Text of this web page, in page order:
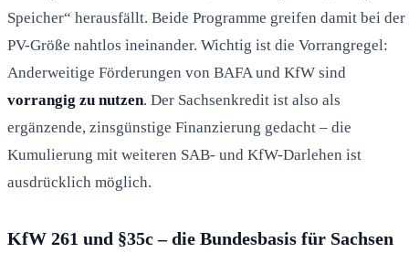
Speicher“ herausfällt. Beide Programme greifen damit bei der
PV-Größe nahtlos ineinander. Wichtig ist die Vorrangregel:
Anderweitige Förderungen von BAFA und KfW sind
vorrangig zu nutzen. Der Sachsenkredit ist also als
ergänzende, zinsgünstige Finanzierung gedacht – die
Kumulierung mit weiteren SAB- und KfW-Darlehen ist
ausdrücklich möglich.
KfW 261 und §35c – die Bundesbasis für Sachsen